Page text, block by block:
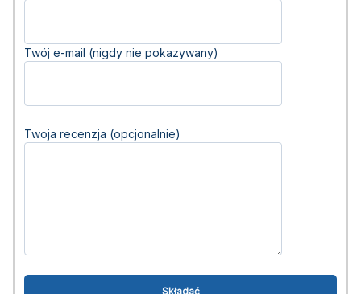
Twój e-mail (nigdy nie pokazywany)
Twoja recenzja (opcjonalnie)